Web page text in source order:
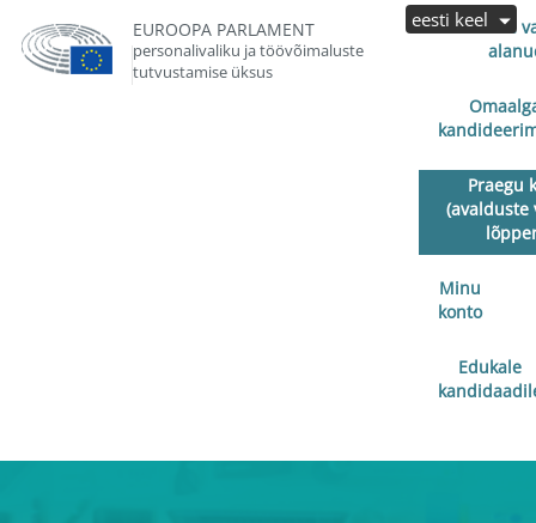
EUROOPA PARLAMENT
personalivaliku ja töövõimaluste
tutvustamise üksus
Avalduste
Praegu
(avalduste
Minu
konto
Edukale
eesti keel